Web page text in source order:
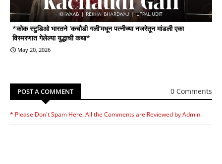
*कोक स्टुडिओ भारतने 'कचौडी गली'मधून पत्नीच्या नजरेतून मांडली एका
विस्मरणात गेलेल्या युद्धाची कथा*
May 20, 2026
POST A COMMENT 0 Comments
* Please Don't Spam Here. All the Comments are Reviewed by Admin.